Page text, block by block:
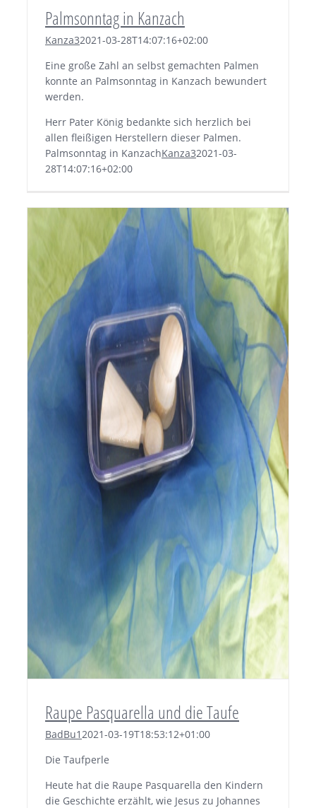
Palmsonntag in Kanzach
Kanza32021-03-28T14:07:16+02:00
Eine große Zahl an selbst gemachten Palmen
konnte an Palmsonntag in Kanzach bewundert
werden.
Herr Pater König bedankte sich herzlich bei
allen fleißigen Herstellern dieser Palmen.
Palmsonntag in KanzachKanza32021-03-
28T14:07:16+02:00
Raupe Pasquarella und die Taufe
BadBu12021-03-19T18:53:12+01:00
Die Taufperle
Heute hat die Raupe Pasquarella den Kindern
die Geschichte erzählt, wie Jesus zu Johannes